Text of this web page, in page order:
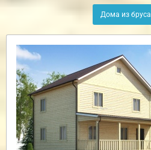
Дома из